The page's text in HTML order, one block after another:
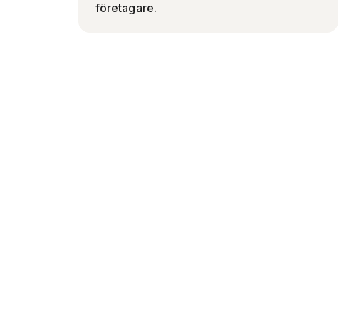
företagare.